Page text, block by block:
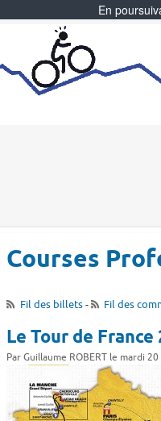
Courses
Fil des billets- Fil des
Le Tour de
Par Guillaume ROBERT le mardi
En